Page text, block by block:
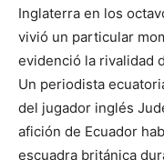
Inglaterra en los
vivió un particular
evidenció la rivalidad
Un periodista
del jugador inglés
afición de Ecuador
escuadra británica